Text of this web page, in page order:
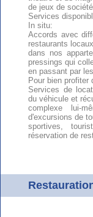
de jeux de
Services
In situ:
Accords avec
restaurants
dans nos
pressings qui
en passant par
Pour bien profiter
Services de
du véhicule et
complexe lui-
d'excursions de
sportives,
réservation de